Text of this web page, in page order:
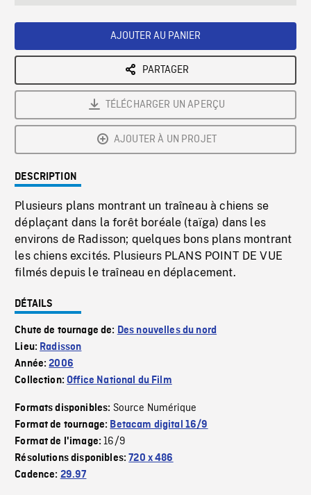
AJOUTER AU PANIER
PARTAGER
TÉLÉCHARGER UN APERÇU
AJOUTER À UN PROJET
DESCRIPTION
Plusieurs plans montrant un traîneau à chiens se
déplaçant dans la forêt boréale (taïga) dans les
environs de Radisson; quelques bons plans montrant
les chiens excités. Plusieurs PLANS POINT DE VUE
filmés depuis le traîneau en déplacement.
DÉTAILS
Chute de tournage de: Des nouvelles du nord
Lieu: Radisson
Année:2006
Collection:Office National du Film
Formats disponibles: Source Numérique
Format de tournage: Betacam digital 16/9
Format de l'image:16/9
Résolutions disponibles:720 x 486
Cadence: 29.97